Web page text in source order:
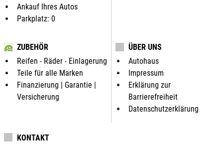
Ankauf Ihres Autos
Parkplatz: 0
ZUBEHÖR
Reifen - Räder - Einlagerung
Teile für alle Marken
Finanzierung | Garantie |
Versicherung
ÜBER UNS
Autohaus
Impressum
Erklärung zur
Barrierefreiheit
Datenschutzerklärung
KONTAKT